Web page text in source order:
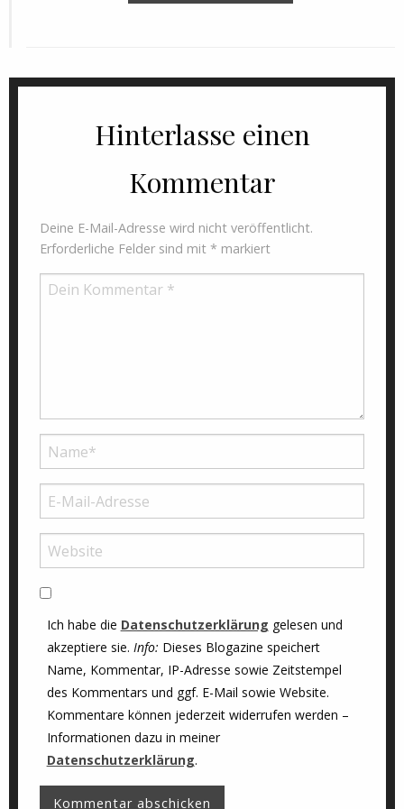
Hinterlasse einen
Kommentar
Deine E-Mail-Adresse wird nicht veröffentlicht.
Erforderliche Felder sind mit * markiert
Ich habe die Datenschutzerklärung gelesen und
akzeptiere sie. Info: Dieses Blogazine speichert
Name, Kommentar, IP-Adresse sowie Zeitstempel
des Kommentars und ggf. E-Mail sowie Website.
Kommentare können jederzeit widerrufen werden –
Informationen dazu in meiner
Datenschutzerklärung.